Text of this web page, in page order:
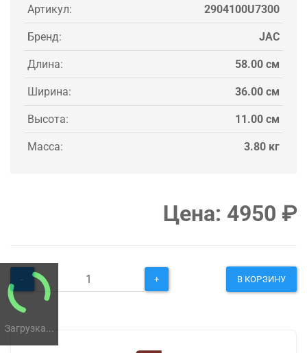
Загрузка...
Артикул: 2904100U7300
Бренд: JAC
Длина: 58.00 см
Ширина: 36.00 см
Высота: 11.00 см
Масса: 3.80 кг
Цена: 4950 ₽
- + В КОРЗИНУ